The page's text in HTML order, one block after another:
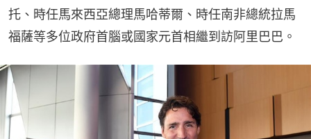
托、時任馬來西亞總理馬哈蒂爾、時任南非總統拉馬
福薩等多位政府首腦或國家元首相繼到訪阿里巴巴。